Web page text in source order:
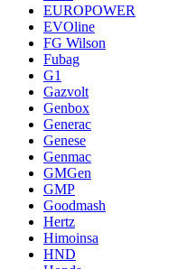
EUROPOWER
EVOline
FG Wilson
Fubag
G1
Gazvolt
Genbox
Generac
Genese
Genmac
GMGen
GMP
Goodmash
Hertz
Himoinsa
HND